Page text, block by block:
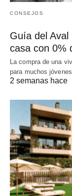
CONSEJOS
Guía del
casa con 0%
La compra de una
para muchos
2 semanas hace